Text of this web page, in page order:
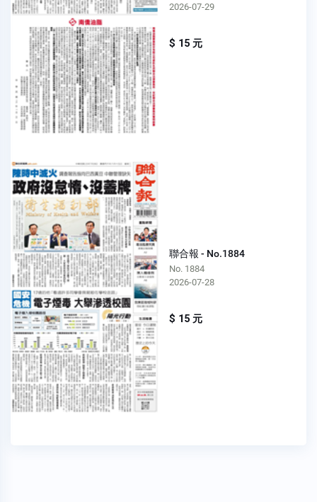
2026-07-29
$ 15 元
聯合報 - No.1884
No. 1884
2026-07-28
$ 15 元